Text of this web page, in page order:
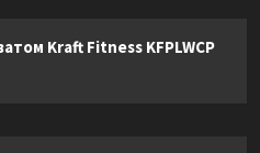
Kraft Fitness KFPLWCP